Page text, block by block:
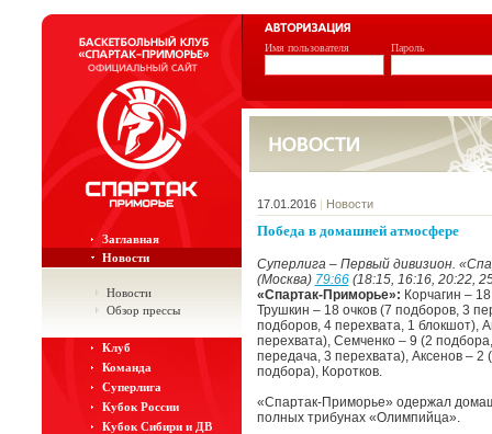
Имя пользователя Пароль
Заглавная
Новости
Новости
Обзор прессы
Клуб
Команда
Суперлига
Кубок России
Кубок Сибири и ДВ
17.01.2016 | Новости
Победа в домашней атмосфере
Суперлига – Первый дивизион.
(Москва) 79:66(18:15, 16:16, 20:22,
«Спартак-Приморье»: Корчагин –
Трушкин – 18 очков (7 подборов, 3
подборов, 4 перехвата, 1 блокшот),
перехвата), Семченко – 9 (2
передача, 3 перехвата), Аксенов –
подбора), Коротков.
«Спартак-Приморье» одержал
полных трибунах «Олимпийца».